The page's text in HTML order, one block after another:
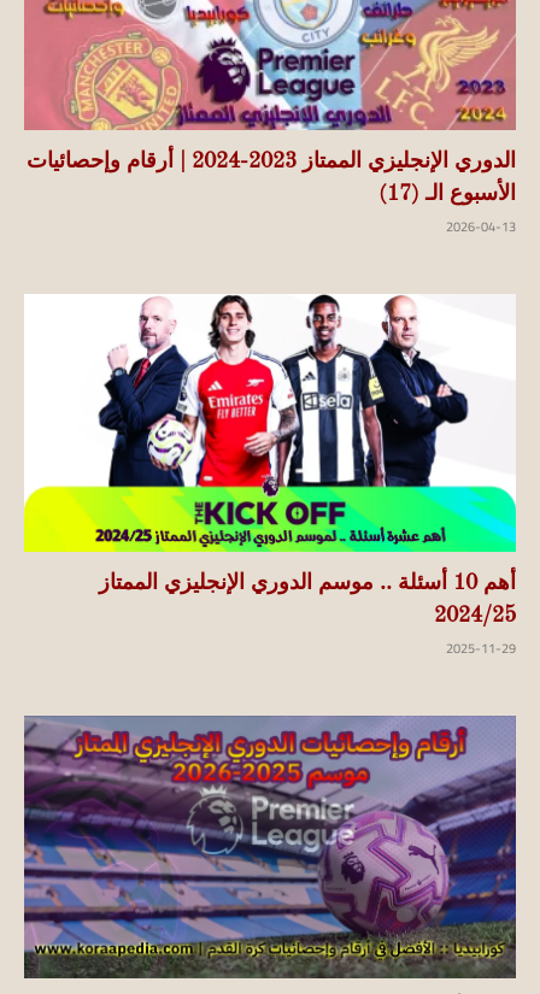
الدوري الإنجليزي الممتاز 2023-2024 | أرقام وإحصائيات
الأسبوع الـ (17)
2026-04-13
أهم 10 أسئلة .. موسم الدوري الإنجليزي الممتاز
2024/25
2025-11-29